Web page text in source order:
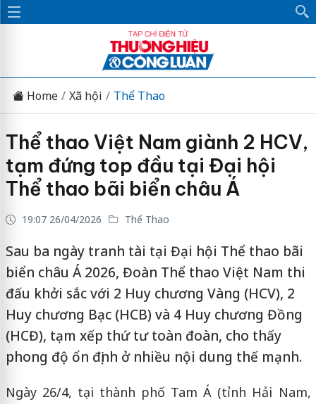
Home Xã hội Thể Thao
Thể thao Việt Nam giành 2 HCV,
tạm đứng top đầu tại Đại hội
Thể thao bãi biển châu Á
19:07 26/04/2026 Thể Thao
Sau ba ngày tranh tài tại Đại hội Thể thao bãi
biển châu Á 2026, Đoàn Thể thao Việt Nam thi
đấu khởi sắc với 2 Huy chương Vàng (HCV), 2
Huy chương Bạc (HCB) và 4 Huy chương Đồng
(HCĐ), tạm xếp thứ tư toàn đoàn, cho thấy
phong độ ổn định ở nhiều nội dung thế mạnh.
Ngày 26/4, tại thành phố Tam Á (tỉnh Hải Nam,